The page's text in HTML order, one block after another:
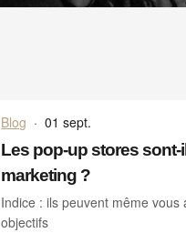
Blog · 01 sept.
Les pop-up stores
marketing ?
Indice : ils peuvent même
objectifs